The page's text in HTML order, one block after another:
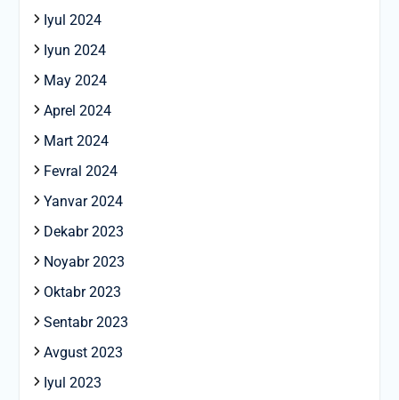
Iyul 2024
Iyun 2024
May 2024
Aprel 2024
Mart 2024
Fevral 2024
Yanvar 2024
Dekabr 2023
Noyabr 2023
Oktabr 2023
Sentabr 2023
Avgust 2023
Iyul 2023